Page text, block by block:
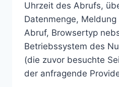
Uhrzeit des Abrufs,
Datenmenge,
Abruf, Browsertyp
Betriebssystem des
(die zuvor besuchte
der anfragende